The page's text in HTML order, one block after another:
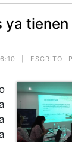
ya tienen
| ESCRITO